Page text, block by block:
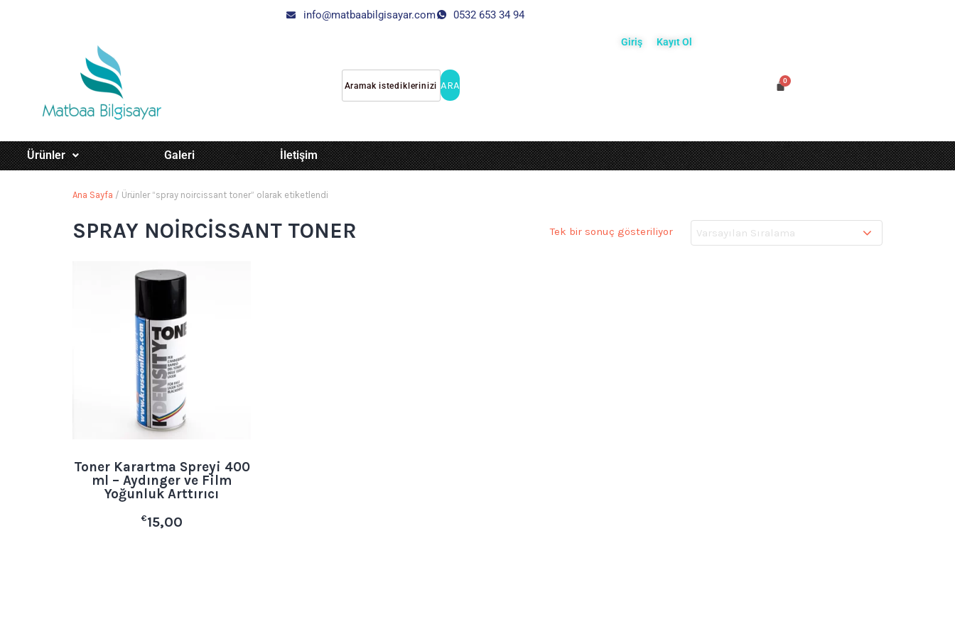
info@matbaabilgisayar.com 0532 653 34 94
ARA
Giriş Kayıt Ol
Ürünler Galeri İletişim
Ana Sayfa / Ürünler “spray noircissant toner” olarak etiketlendi
SPRAY NOIRCISSANT TONER Tek bir sonuç gösteriliyor
Toner Karartma Spreyi 400
ml – Aydınger ve Film
Yoğunluk Arttırıcı
€15,00